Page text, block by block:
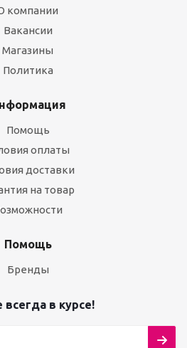
компании
Вакансии
Магазины
Политика
Помощь
оплаты
доставки
на товар
Помощь
Бренды
всегда в курсе!